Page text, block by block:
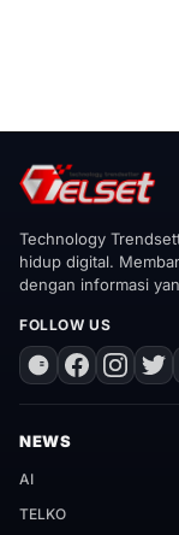
Technology
hidup digital.
dengan informasi
FOLLOW US
NEWS
AI
TELKO